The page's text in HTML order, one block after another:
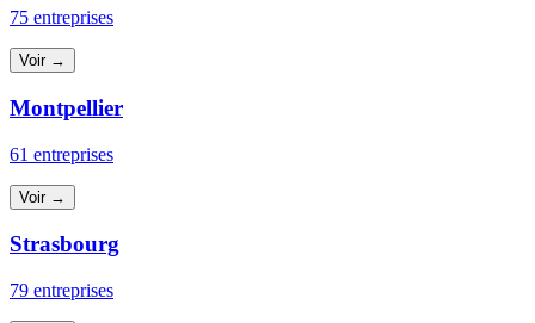
75 entreprises
Voir →
Montpellier
61 entreprises
Voir →
Strasbourg
79 entreprises